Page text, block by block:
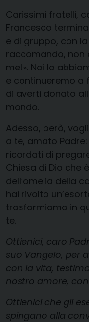
Carissimi fratelli,
Francesco
e di gruppo, con
raccomando, non
me!». Noi lo
e continueremo a
di averti donato
mondo.
Adesso, però,
a te, amato
ricordati di
Chiesa di Dio che
dell’omelia della
hai rivolto
trasformiamo in
te.
Ottienici, caro
suo Vangelo, per
con la vita,
nostro amore,
Ottienici che gli
spingano alla